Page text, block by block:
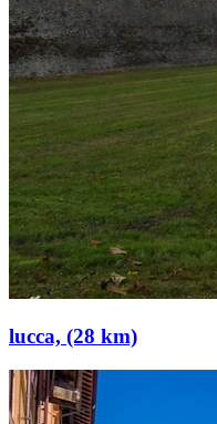
lucca, (28 km)